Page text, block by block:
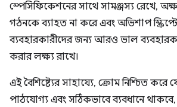
স্পেসিফিকেশনের সাথে সামঞ্জস্য রেখে,
গঠনকে ব্যাহত না করে এবং অভিশাপ
ব্যবহারকারীদের জন্য আরও ভাল
করার লক্ষ্য রাখে।
এই বৈশিষ্ট্যের সাহায্যে, ক্রোম নিশ্চিত করে
পাঠযোগ্য এবং সঠিকভাবে ব্যবধানে